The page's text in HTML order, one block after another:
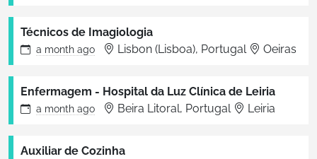
Técnicos de Imagiologia
a month ago Lisbon (Lisboa), Portugal Oeiras
Enfermagem - Hospital da Luz Clínica de Leiria
a month ago Beira Litoral, Portugal Leiria
Auxiliar de Cozinha